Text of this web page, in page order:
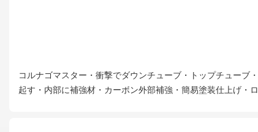
コルナゴマスター・衝撃でダウンチューブ・トップチューブ
起す・内部に補強材・カーボン外部補強・簡易塗装仕上げ・ロ